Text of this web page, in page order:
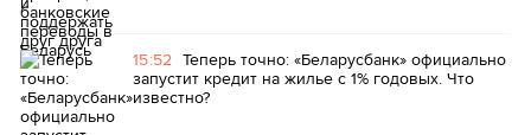
15:52 Теперь точно: «Беларусбанк» официально
запустит кредит на жилье с 1% годовых. Что
известно?